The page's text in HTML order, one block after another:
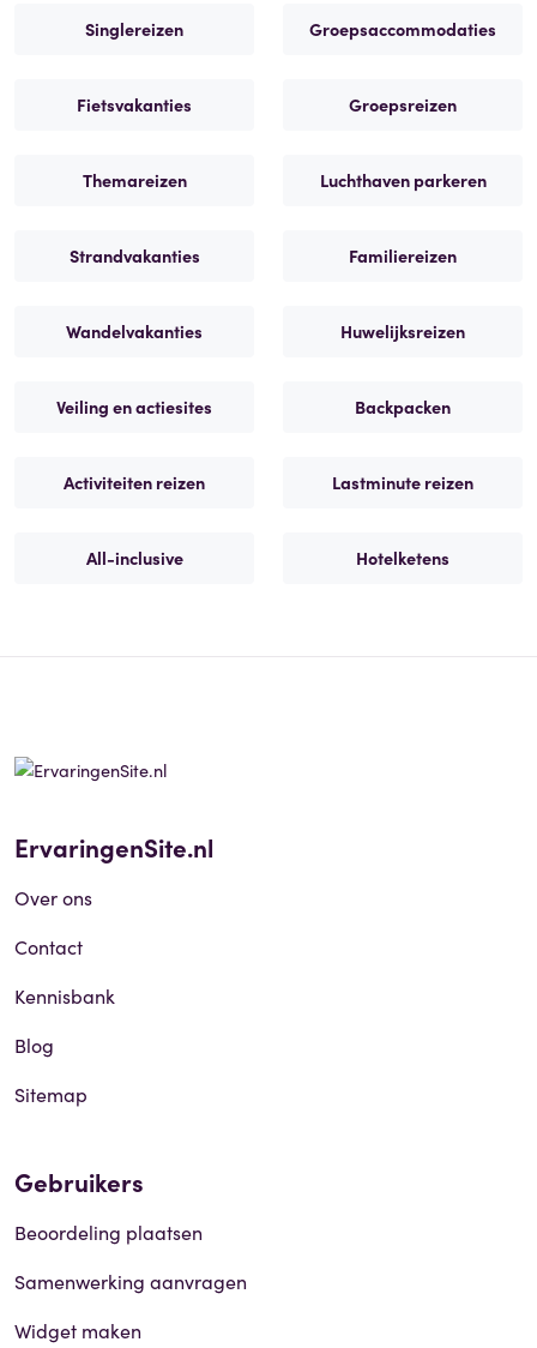
Singlereizen Groepsaccommodaties
Fietsvakanties Groepsreizen
Themareizen Luchthaven parkeren
Strandvakanties Familiereizen
Wandelvakanties Huwelijksreizen
Veiling en actiesites Backpacken
Activiteiten reizen Lastminute reizen
All-inclusive Hotelketens
ErvaringenSite.nl
Over ons
Contact
Kennisbank
Blog
Sitemap
Gebruikers
Beoordeling plaatsen
Samenwerking aanvragen
Widget maken